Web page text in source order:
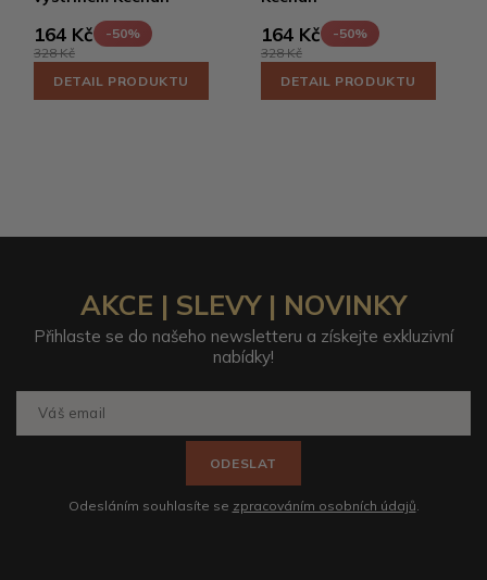
164 Kč
-50%
328 Kč
DETAIL PRODUKTU
164 Kč
-50%
328 Kč
DETAIL PRODUKTU
AKCE | SLEVY | NOVINKY
Přihlaste se do našeho newsletteru a získejte exkluzivní
nabídky!
ODESLAT
Odesláním souhlasíte se zpracováním osobních údajů